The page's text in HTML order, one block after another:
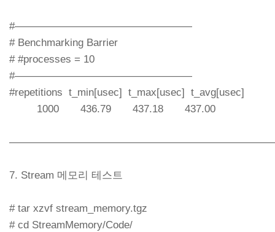
#—————————————————
# Benchmarking Barrier
# #processes = 10
#—————————————————
#repetitions t_min[usec] t_max[usec] t_avg[usec]
1000 436.79 437.18 437.00
7. Stream 메모리 테스트
# tar xzvf stream_memory.tgz
# cd StreamMemory/Code/